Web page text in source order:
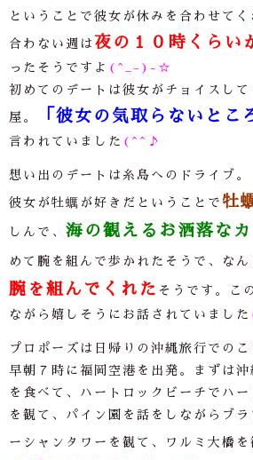
ということで彼女が休みを合わせて
合わない週は 夜の１０時くらい
ったそうですよ (^_-)-☆
初めてのデートは彼女がチョイスし
屋。 「彼女の気取らないとこ
言われていました (^^♪
想い出のデートは糸島へのドライブ。
彼女が牡蠣が好きだということで 牡
しんで、 海の観えるお洒落なカ
めて腕を組んで歩かれたそうで、なん
腕を組んでくれた そうです。こ
ながら嬉しそうにお話されていました
プロポーズは日帰りの沖縄旅行でのこ
早朝７時に福岡空港を出発。まずは
を食べて、ハートロックビーチでハ
を観て、パイン園を話をしながらブ
ーシャンタワーを観て、ワルミ大橋を